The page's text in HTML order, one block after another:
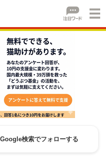
検索でフォローする